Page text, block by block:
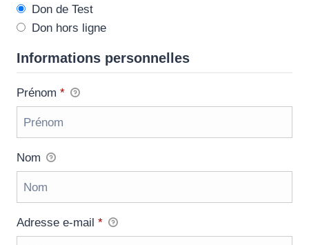
Don de Test
Don hors ligne
Informations personnelles
Prénom *
Nom
Adresse e-mail *